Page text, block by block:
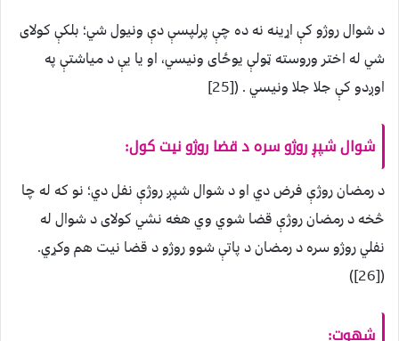
د شوال روژو کې اړينه نه ده چې پرلپسې دې ونيول شي؛ بلکې کولای
شي له اختر وروسته ټولې يوځای ونيسي، او يا يې د مياشتې په
اوږدو کې جلا جلا ونيسي . ([25]
شوال شپږ روژو سره د قضا روژو نيت کول:
د رمضان روژې فرض دي او د شوال شپږ روژې نفل دي؛ نو که له چا
څخه د رمضان روژې قضا شوي وي هغه نشي کولای د شوال له
نفلي روژو سره د رمضان د پاتې شوو روژو د قضا نيت هم وکړي.
([26])
شهوت: